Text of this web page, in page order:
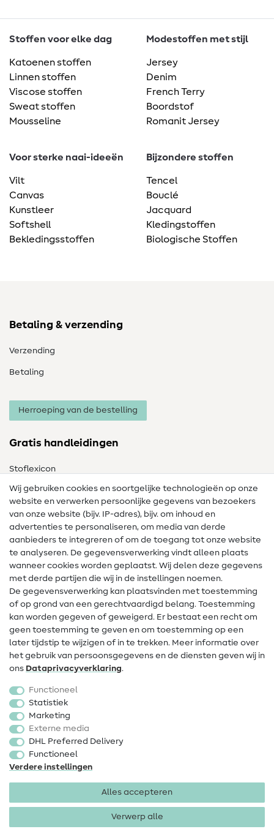
Stoffen voor elke dag
Katoenen stoffen
Linnen stoffen
Viscose stoffen
Sweat stoffen
Mousseline
Modestoffen met stijl
Jersey
Denim
French Terry
Boordstof
Romanit Jersey
Voor sterke naai-ideeën
Vilt
Canvas
Kunstleer
Softshell
Bekledingsstoffen
Bijzondere stoffen
Tencel
Bouclé
Jacquard
Kledingstoffen
Biologische Stoffen
Betaling & verzending
Verzending
Betaling
Herroeping van de bestelling
Gratis handleidingen
Stoflexicon
Naailexicon
Gratis Naaipatronen
Hulp & contact
Contact
Wijziging van eigenaar
FAQ
Herroepingsrecht
Populair
Fournituren
Sale
Wij gebruiken cookies en soortgelijke technologieën op onze
website en verwerken persoonlijke gegevens van bezoekers
van onze website (bijv. IP-adres), bijv. om inhoud en
advertenties te personaliseren, om media van derde
aanbieders te integreren of om de toegang tot onze website
te analyseren. De gegevensverwerking vindt alleen plaats
wanneer cookies worden geplaatst. Wij delen deze gegevens
met derde partijen die wij in de instellingen noemen.
De gegevensverwerking kan plaatsvinden met toestemming
of op grond van een gerechtvaardigd belang. Toestemming
kan worden gegeven of geweigerd. Er bestaat een recht om
geen toestemming te geven en om toestemming op een
later tijdstip te wijzigen of in te trekken. Meer informatie over
het gebruik van persoonsgegevens en de diensten geven wij in
ons Data­privacy­verklaring.
Functioneel
Statistiek
Marketing
Externe media
DHL Preferred Delivery
Functioneel
Verdere instellingen
Alles accepteren
Verwerp alle
Colofon Privacy
Algemene voorwaarden